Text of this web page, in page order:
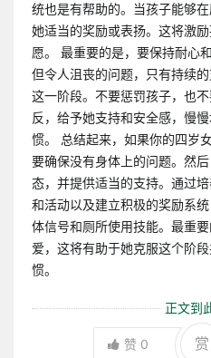
统也是有帮助的。当孩子能够
她适当的奖励或表扬。这将激
愿。 最重要的是，要保持耐心
但令人沮丧的问题，只有持续
这一阶段。不要惩罚孩子，也
反，给予她支持和安全感，慢
惯。 总结起来，如果你的四岁
要确保没有身体上的问题。然
态，并提供适当的支持。通过
和活动以及建立积极的奖励系
体信号和厕所使用技能。最重
爱，这将有助于她克服这个阶
惯。
正文到
赞 0 赏